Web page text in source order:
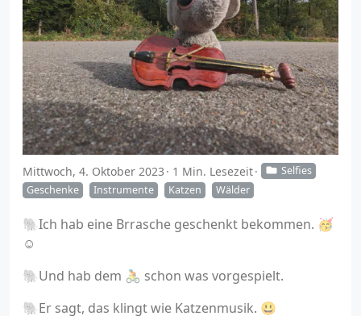
Mittwoch, 4. Oktober 2023 1 Min. Lesezeit
Selfies
Geschenke
Instrumente Katzen Wälder
🐘Ich hab eine Brrasche geschenkt bekommen. 🥳
☺️
🐘Und hab dem 🚴 schon was vorgespielt.
🐘Er sagt, das klingt wie Katzenmusik. 😃